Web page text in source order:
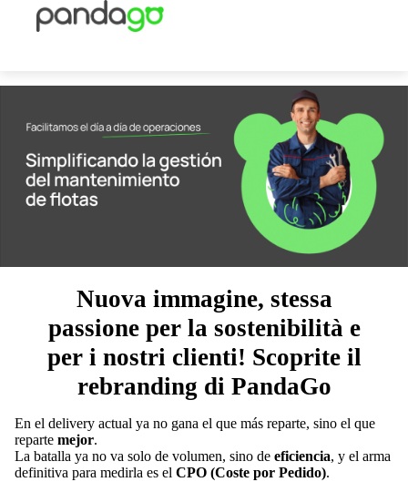
Nuova immagine, stessa
passione per la sostenibilità e
per i nostri clienti! Scoprite il
rebranding di PandaGo
En el delivery actual ya no gana el que más reparte, sino el que
reparte mejor.
La batalla ya no va solo de volumen, sino de eficiencia, y el arma
definitiva para medirla es el CPO (Coste por Pedido).